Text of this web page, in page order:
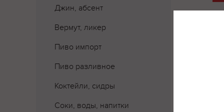
Джин, абсент
Вермут, ликер
Пиво импорт
Пиво разливное
Коктейли, сидры
Соки, воды, напитки